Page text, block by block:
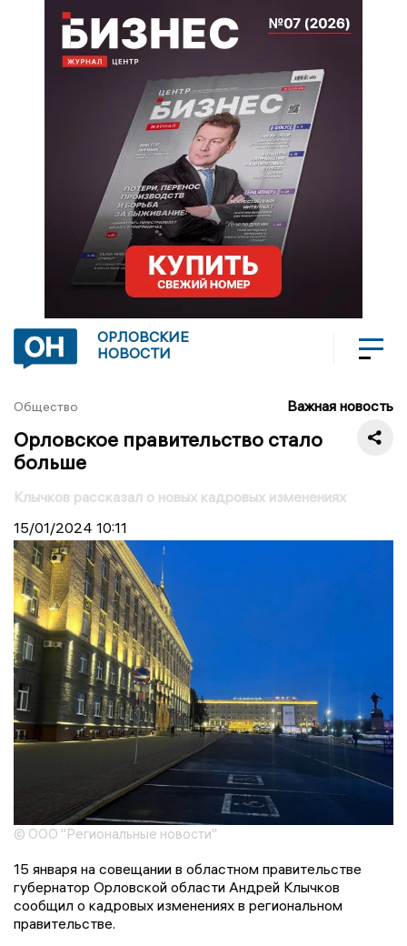
ОРЛОВСКИЕ
НОВОСТИ
Общество Важная новость
Орловское правительство стало
больше
Клычков рассказал о новых кадровых изменениях
15/01/2024 10:11
© ООО "Региональные новости"
15 января на совещании в областном правительстве
губернатор Орловской области Андрей Клычков
сообщил о кадровых изменениях в региональном
правительстве.